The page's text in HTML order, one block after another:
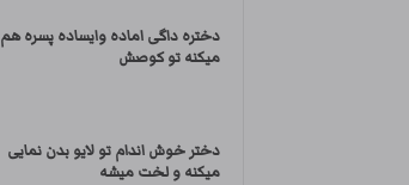
دختره داگی اماده وایساده پسره هم
میکنه تو کوصش
دختر خوش اندام تو لایو بدن نمایی
میکنه و لخت میشه